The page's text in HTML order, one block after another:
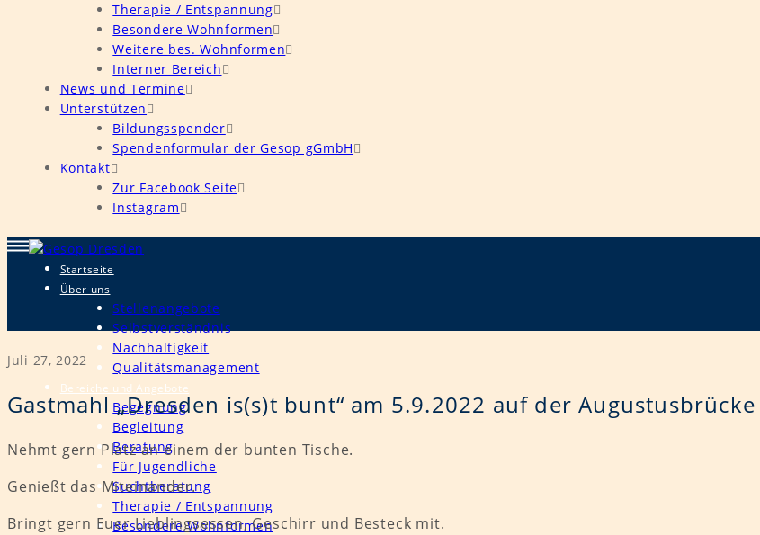
Therapie / Entspannung
Besondere Wohnformen
Weitere bes. Wohnformen
Interner Bereich
News und Termine
Unterstützen
Bildungsspender
Spendenformular der Gesop gGmbH
Kontakt
Zur Facebook Seite
Instagram
Startseite
Über uns
Stellenangebote
Selbstverständnis
Nachhaltigkeit
Qualitätsmanagement
Bereiche und Angebote
Begegnung
Begleitung
Beratung
Für Jugendliche
Suchtberatung
Therapie / Entspannung
Besondere Wohnformen
Juli 27, 2022
Gastmahl „Dresden is(s)t bunt“ am 5.9.2022 auf der
Nehmt gern Platz an einem der bunten Tische.
Genießt das Miteinander.
Bringt gern Euer Lieblingsessen, Geschirr und Besteck mit.